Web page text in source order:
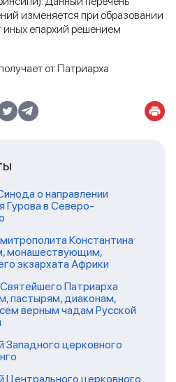
изменяется при образовании
иных епархий решением
от Патриарха
о направлении
Гурова в Северо-
Константина
монашествующим,
экзархата Африки
Патриарха
пастырям, диаконам,
верным чадам Русской
Западного церковного
Центрального церковного